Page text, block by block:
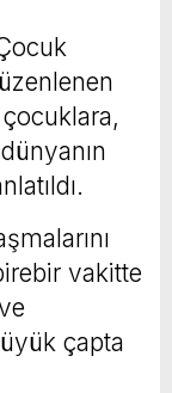
vakitte
çapta